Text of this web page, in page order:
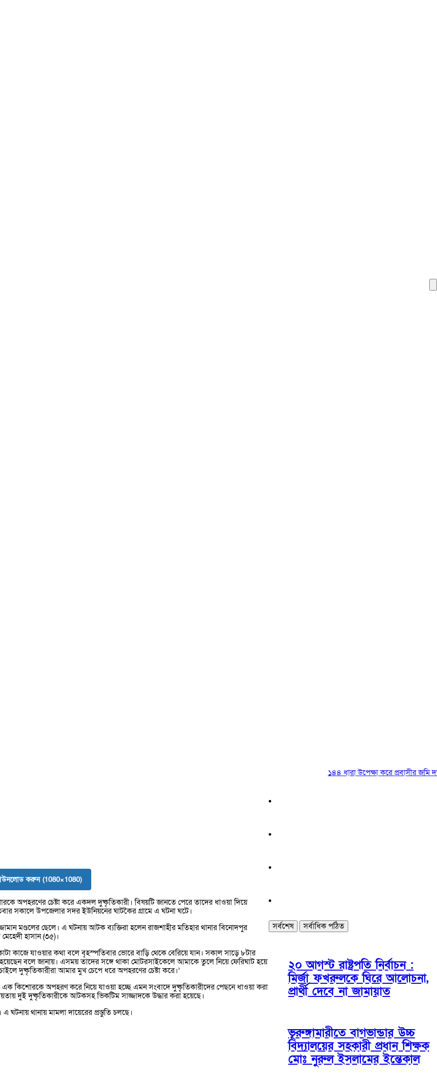
১৪৪ ধারা উপেক্ষা করে প্রবাসীর জমি দখলের
করুন (1080×1080)
অপহরণের চেষ্টা করে একদল দুষ্কৃতিকারী। বিষয়টি জানতে পেরে তাদের ধাওয়া দিয়ে
সকালে উপজেলার সদর ইউনিয়নের ঘাটকৈর গ্রামে এ ঘটনা ঘটে।
মণ্ডলের ছেলে। এ ঘটনায় আটক ব্যক্তিরা হলেন রাজশাহীর মতিহার থানার বিনোদপুর
হাসান (৩৫)।
কাজে যাওয়ার কথা বলে বৃহস্পতিবার ভোরে বাড়ি থেকে বেরিয়ে যান। সকাল সাড়ে ৮টার
বলে জানায়। এসময় তাদের সঙ্গে থাকা মোটরসাইকেলে আমাকে তুলে নিয়ে ফেরিঘাট হয়ে
দুষ্কৃতিকারীরা আমার মুখ চেপে ধরে অপহরণের চেষ্টা করে।’
এক কিশোরকে অপহরণ করে নিয়ে যাওয়া হচ্ছে এমন সংবাদে দুষ্কৃতিকারীদের পেছনে ধাওয়া করা
দুই দুষ্কৃতিকারীকে আটকসহ ভিকটিম সাজ্জাদকে উদ্ধার করা হয়েছে।
থানায় মামলা দায়েরের প্রস্তুতি চলছে।
সর্বশেষ সর্বাধিক পঠিত
২০ আগস্ট রাষ্ট্রপতি নির্বাচন :
মির্জা ফখরুলকে ঘিরে আলোচনা,
প্রার্থী দেবে না জামায়াত
ভূরুঙ্গামারীতে বাগভান্ডার উচ্চ
বিদ্যালয়ের সহকারী প্রধান শিক্ষক
মোঃ নুরুল ইসলামের ইন্তেকাল